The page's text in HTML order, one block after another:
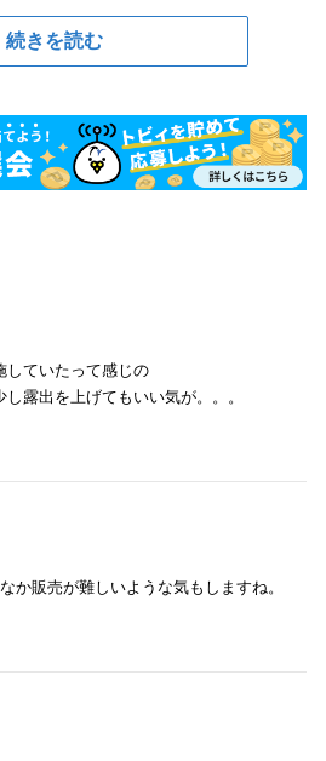
続きを読む
していたって感じの
露出を上げてもいい気が。。。
か販売が難しいような気もしますね。